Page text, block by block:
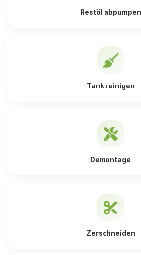
Restöl abpumpen
Tank reinigen
Demontage
Zerschneiden